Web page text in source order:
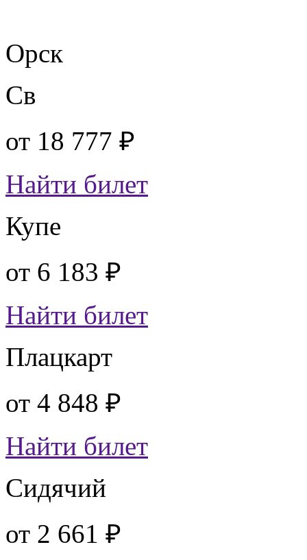
Орск
Св
от 18 777 ₽
Найти билет
Купе
от 6 183 ₽
Найти билет
Плацкарт
от 4 848 ₽
Найти билет
Сидячий
от 2 661 ₽